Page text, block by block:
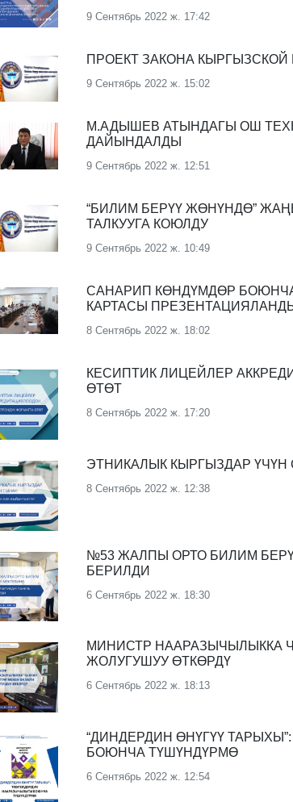
9 Сентябрь 2022 ж. 17:42
ПРОЕКТ ЗАКОНА
9 Сентябрь 2022 ж. 15:02
М.АДЫШЕВ АТЫНДАГЫ ОШ
ДАЙЫНДАЛДЫ
9 Сентябрь 2022 ж. 12:51
“БИЛИМ БЕРҮҮ ЖӨНҮНДӨ”
ТАЛКУУГА КОЮЛДУ
9 Сентябрь 2022 ж. 10:49
САНАРИП КӨНДҮМДӨР
КАРТАСЫ
8 Сентябрь 2022 ж. 18:02
КЕСИПТИК ЛИЦЕЙЛЕР
ӨТӨТ
8 Сентябрь 2022 ж. 17:20
ЭТНИКАЛЫК КЫРГЫЗДАР
8 Сентябрь 2022 ж. 12:38
№53 ЖАЛПЫ ОРТО БИЛИМ
БЕРИЛДИ
6 Сентябрь 2022 ж. 18:30
МИНИСТР НААРАЗЫЧЫЛЫККА
ЖОЛУГУШУУ ӨТКӨРДҮ
6 Сентябрь 2022 ж. 18:13
“ДИНДЕРДИН ӨНҮГҮҮ
БОЮНЧА ТҮШҮНДҮРМӨ
6 Сентябрь 2022 ж. 12:54